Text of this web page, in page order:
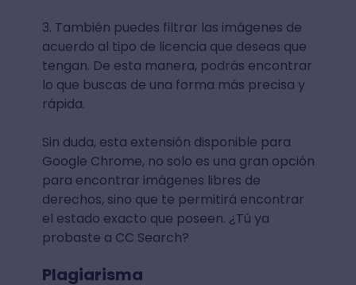
3. También puedes filtrar las imágenes de
acuerdo al tipo de licencia que deseas que
tengan. De esta manera, podrás encontrar
lo que buscas de una forma más precisa y
rápida.
Sin duda, esta extensión disponible para
Google Chrome, no solo es una gran opción
para encontrar imágenes libres de
derechos, sino que te permitirá encontrar
el estado exacto que poseen. ¿Tú ya
probaste a CC Search?
Plagiarisma